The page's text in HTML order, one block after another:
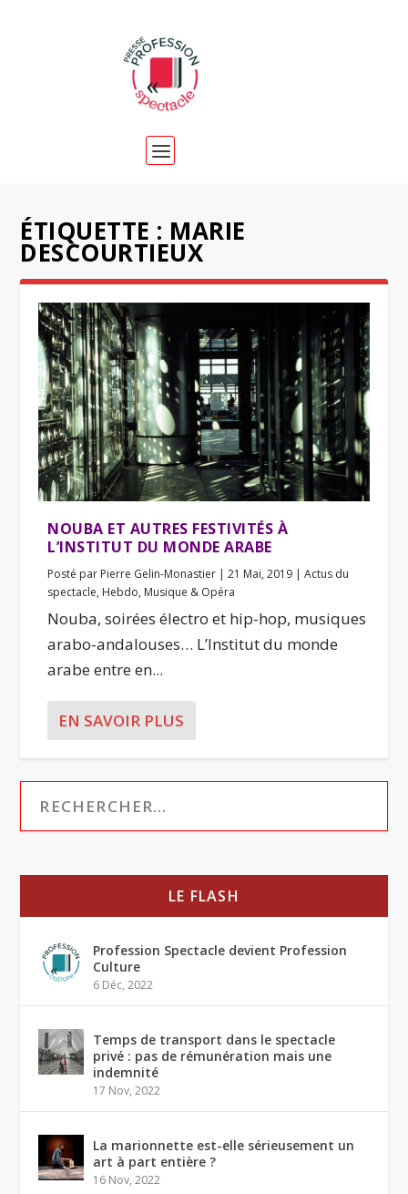
ÉTIQUETTE : MARIE
DESCOURTIEUX
NOUBA ET AUTRES FESTIVITÉS À
L’INSTITUT DU MONDE ARABE
Posté par Pierre Gelin-Monastier |21 Mai, 2019 |Actus du
spectacle, Hebdo, Musique & Opéra
Nouba, soirées électro et hip-hop, musiques
arabo-andalouses… L’Institut du monde
arabe entre en...
EN SAVOIR PLUS
LE FLASH
Profession Spectacle devient Profession
Culture
6 Déc, 2022
Temps de transport dans le spectacle
privé : pas de rémunération mais une
indemnité
17 Nov, 2022
La marionnette est-elle sérieusement un
art à part entière ?
16 Nov, 2022